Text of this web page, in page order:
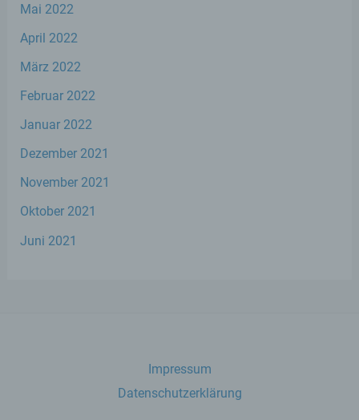
Mai 2022
April 2022
März 2022
Februar 2022
Januar 2022
Dezember 2021
November 2021
Oktober 2021
Juni 2021
Impressum
Datenschutzerklärung
beziehungsweise können die bestimmten
Unionsrecht oder dem Recht der
Auftragsverarbeiter ist eine natürliche oder
oder andere Stelle, die personenbezogene
verarbeitet.
oder andere Stelle, der personenbezogene
Daten offengelegt werden, unabhängig
davon, ob es sich bei ihr um einen Dritten